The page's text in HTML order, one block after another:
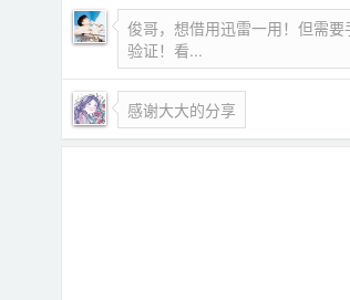
俊哥，想借用迅雷一用！但需要
验证！看...
感谢大大的分享